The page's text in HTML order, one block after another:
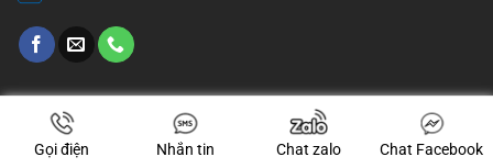
Gọi điện Nhắn tin Chat zalo Chat Facebook